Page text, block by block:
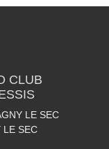
CLUB
LE SEC
LE SEC